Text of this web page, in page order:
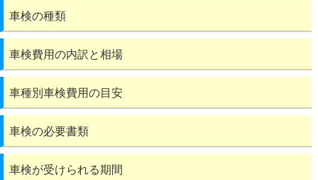
車検の種類
車検費用の内訳と相場
車種別車検費用の目安
車検の必要書類
車検が受けられる期間